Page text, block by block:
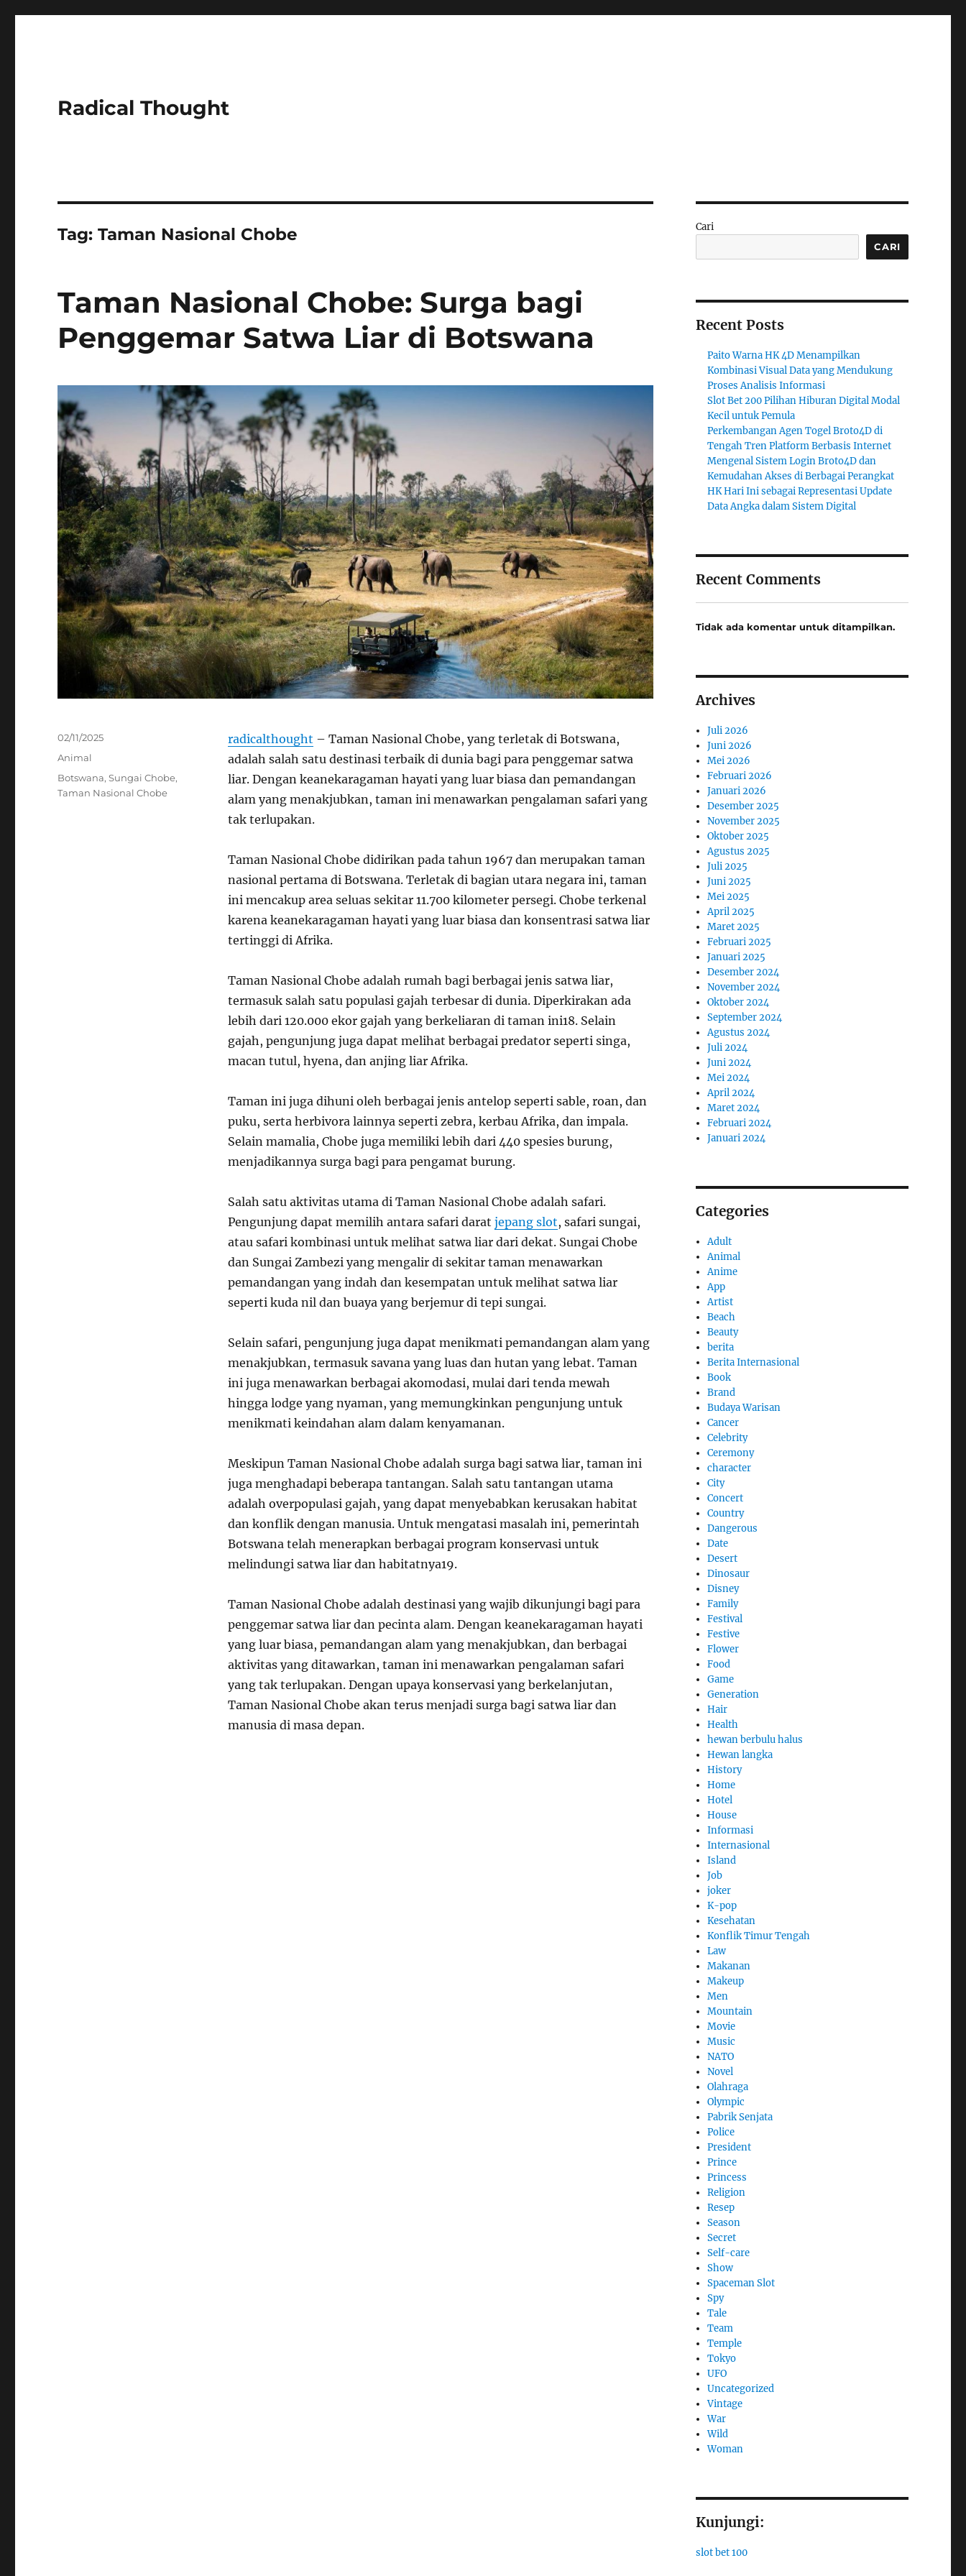
Radical Thought
Tag:Taman Nasional Chobe
Taman Nasional Chobe: Surga bagi
Penggemar Satwa Liar di Botswana
radicalthought – Taman Nasional Chobe, yang terletak di Botswana,
adalah salah satu destinasi terbaik di dunia bagi para penggemar satwa
liar. Dengan keanekaragaman hayati yang luar biasa dan pemandangan
alam yang menakjubkan, taman ini menawarkan pengalaman safari yang
tak terlupakan.
Taman Nasional Chobe didirikan pada tahun 1967 dan merupakan taman
nasional pertama di Botswana. Terletak di bagian utara negara ini, taman
ini mencakup area seluas sekitar 11.700 kilometer persegi. Chobe terkenal
karena keanekaragaman hayati yang luar biasa dan konsentrasi satwa liar
tertinggi di Afrika.
Taman Nasional Chobe adalah rumah bagi berbagai jenis satwa liar,
termasuk salah satu populasi gajah terbesar di dunia. Diperkirakan ada
lebih dari 120.000 ekor gajah yang berkeliaran di taman ini18. Selain
gajah, pengunjung juga dapat melihat berbagai predator seperti singa,
macan tutul, hyena, dan anjing liar Afrika.
Taman ini juga dihuni oleh berbagai jenis antelop seperti sable, roan, dan
puku, serta herbivora lainnya seperti zebra, kerbau Afrika, dan impala.
Selain mamalia, Chobe juga memiliki lebih dari 440 spesies burung,
menjadikannya surga bagi para pengamat burung.
Salah satu aktivitas utama di Taman Nasional Chobe adalah safari.
Pengunjung dapat memilih antara safari darat jepang slot, safari sungai,
atau safari kombinasi untuk melihat satwa liar dari dekat. Sungai Chobe
dan Sungai Zambezi yang mengalir di sekitar taman menawarkan
pemandangan yang indah dan kesempatan untuk melihat satwa liar
seperti kuda nil dan buaya yang berjemur di tepi sungai.
Selain safari, pengunjung juga dapat menikmati pemandangan alam yang
menakjubkan, termasuk savana yang luas dan hutan yang lebat. Taman
ini juga menawarkan berbagai akomodasi, mulai dari tenda mewah
hingga lodge yang nyaman, yang memungkinkan pengunjung untuk
menikmati keindahan alam dalam kenyamanan.
Meskipun Taman Nasional Chobe adalah surga bagi satwa liar, taman ini
juga menghadapi beberapa tantangan. Salah satu tantangan utama
adalah overpopulasi gajah, yang dapat menyebabkan kerusakan habitat
dan konflik dengan manusia. Untuk mengatasi masalah ini, pemerintah
Botswana telah menerapkan berbagai program konservasi untuk
melindungi satwa liar dan habitatnya19.
Taman Nasional Chobe adalah destinasi yang wajib dikunjungi bagi para
penggemar satwa liar dan pecinta alam. Dengan keanekaragaman hayati
yang luar biasa, pemandangan alam yang menakjubkan, dan berbagai
aktivitas yang ditawarkan, taman ini menawarkan pengalaman safari
yang tak terlupakan. Dengan upaya konservasi yang berkelanjutan,
Taman Nasional Chobe akan terus menjadi surga bagi satwa liar dan
manusia di masa depan.
Posted
02/11/2025
Categories
Animal
Tags
Botswana,Sungai Chobe,
Taman Nasional Chobe
Cari
CARI
Recent Posts
Paito Warna HK 4D Menampilkan
Kombinasi Visual Data yang Mendukung
Proses Analisis Informasi
Slot Bet 200 Pilihan Hiburan Digital Modal
Kecil untuk Pemula
Perkembangan Agen Togel Broto4D di
Tengah Tren Platform Berbasis Internet
Mengenal Sistem Login Broto4D dan
Kemudahan Akses di Berbagai Perangkat
HK Hari Ini sebagai Representasi Update
Data Angka dalam Sistem Digital
Recent Comments
Tidak ada komentar untuk ditampilkan.
Archives
Juli 2026
Juni 2026
Mei 2026
Februari 2026
Januari 2026
Desember 2025
November 2025
Oktober 2025
Agustus 2025
Juli 2025
Juni 2025
Mei 2025
April 2025
Maret 2025
Februari 2025
Januari 2025
Desember 2024
November 2024
Oktober 2024
September 2024
Agustus 2024
Juli 2024
Juni 2024
Mei 2024
April 2024
Maret 2024
Februari 2024
Januari 2024
Categories
Adult
Animal
Anime
App
Artist
Beach
Beauty
berita
Berita Internasional
Book
Brand
Budaya Warisan
Cancer
Celebrity
Ceremony
character
City
Concert
Country
Dangerous
Date
Desert
Dinosaur
Disney
Family
Festival
Festive
Flower
Food
Game
Generation
Hair
Health
hewan berbulu halus
Hewan langka
History
Home
Hotel
House
Informasi
Internasional
Island
Job
joker
K-pop
Kesehatan
Konflik Timur Tengah
Law
Makanan
Makeup
Men
Mountain
Movie
Music
NATO
Novel
Olahraga
Olympic
Pabrik Senjata
Police
President
Prince
Princess
Religion
Resep
Season
Secret
Self-care
Show
Spaceman Slot
Spy
Tale
Team
Temple
Tokyo
UFO
Uncategorized
Vintage
War
Wild
Woman
Kunjungi:
slot bet 100